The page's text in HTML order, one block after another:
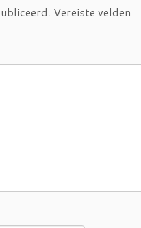
Vereiste velden